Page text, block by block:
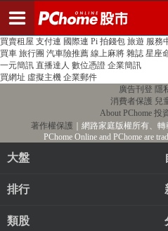
PChome首頁 線上購物 24h購物 書店
買賣租屋 支付連 國際連 Pi 拍錢包 旅遊 服務
買車 旅行團 汽車險推薦 線上麻將 雜誌 星座
一元簡訊 直播達人 數位憑證 企業簡訊
買網址 虛擬主機 企業郵件
廣告刊登 隱
消費者保護 兒
About PChome 投
著作權保護 ｜網路家庭版權所有、
PChome Online and PChome are
大盤
排行
類股